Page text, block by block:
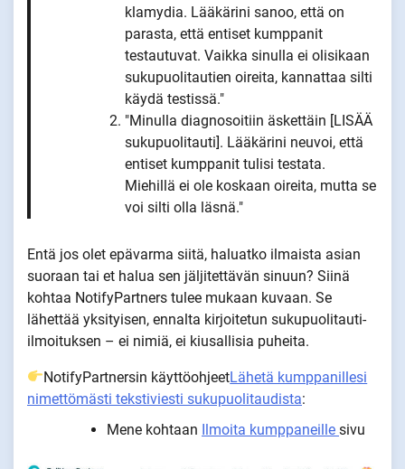
klamydia. Lääkärini sanoo, että on
parasta, että entiset kumppanit
testautuvat. Vaikka sinulla ei olisikaan
sukupuolitautien oireita, kannattaa silti
käydä testissä."
"Minulla diagnosoitiin äskettäin [LISÄÄ
sukupuolitauti]. Lääkärini neuvoi, että
entiset kumppanit tulisi testata.
Miehillä ei ole koskaan oireita, mutta se
voi silti olla läsnä."
Entä jos olet epävarma siitä, haluatko ilmaista asian
suoraan tai et halua sen jäljitettävän sinuun? Siinä
kohtaa NotifyPartners tulee mukaan kuvaan. Se
lähettää yksityisen, ennalta kirjoitetun sukupuolitauti-
ilmoituksen – ei nimiä, ei kiusallisia puheita.
NotifyPartnersin käyttöohjeetLähetä kumppanillesi
nimettömästi tekstiviesti sukupuolitaudista:
Mene kohtaan Ilmoita kumppaneille sivu